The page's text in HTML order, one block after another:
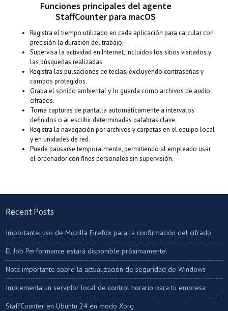
Funciones principales del agente
StaffCounter para macOS
Registra el tiempo utilizado en cada aplicación para calcular con
precisión la duración del trabajo.
Supervisa la actividad en Internet, incluidos los sitios visitados y
las búsquedas realizadas.
Registra las pulsaciones de teclas, excluyendo contraseñas y
campos protegidos.
Graba el sonido ambiental y lo guarda como archivos de audio
cifrados.
Toma capturas de pantalla automáticamente a intervalos
definidos o al escribir determinadas palabras clave.
Registra la navegación por archivos y carpetas en el equipo local
y en unidades de red.
Puede pausarse temporalmente, permitiendo al empleado usar
el ordenador con fines personales sin supervisión.
Recent Posts
Importante: uso de Mozilla Firefox para la confirmación del cifrado
El Job Performance estará disponible próximamente.
Nota importante sobre la actualización de seguridad de Windows
Implementa un servidor local de control horario para tu empresa
StaffCounter en Ubuntu 24 en modo Xorg